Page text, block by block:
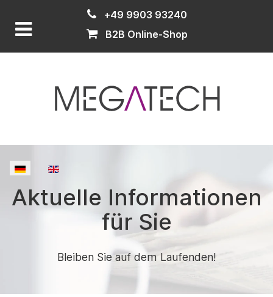
+49 9903 93240
B2B Online-Shop
Sprache auswählen
Aktuelle Informationen
für Sie
Bleiben Sie auf dem Laufenden!